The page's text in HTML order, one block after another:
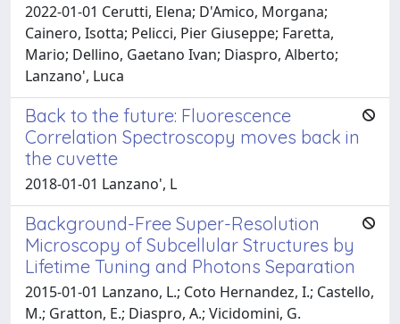
2022-01-01 Cerutti, Elena; D'Amico, Morgana;
Cainero, Isotta; Pelicci, Pier Giuseppe; Faretta,
Mario; Dellino, Gaetano Ivan; Diaspro, Alberto;
Lanzano', Luca
Back to the future: Fluorescence
Correlation Spectroscopy moves back in
the cuvette
2018-01-01 Lanzano', L
Background-Free Super-Resolution
Microscopy of Subcellular Structures by
Lifetime Tuning and Photons Separation
2015-01-01 Lanzano, L.; Coto Hernandez, I.; Castello,
M.; Gratton, E.; Diaspro, A.; Vicidomini, G.